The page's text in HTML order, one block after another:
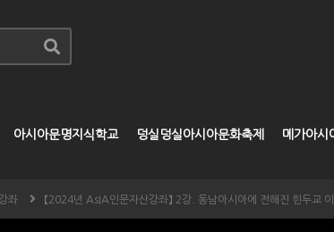
아시아문명지식학교 덩실덩실아시아문화축제 메가아시
좌 【2024년 AsIA인문자산강좌】 2강. 동남아시아에 전해진 힌두교 이